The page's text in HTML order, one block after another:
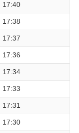
17:40
17:38
17:37
17:36
17:34
17:33
17:31
17:30